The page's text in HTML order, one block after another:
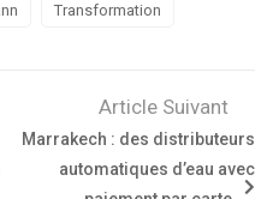
Transformation
Article Suivant
Marrakech : des distributeurs
automatiques d’eau avec